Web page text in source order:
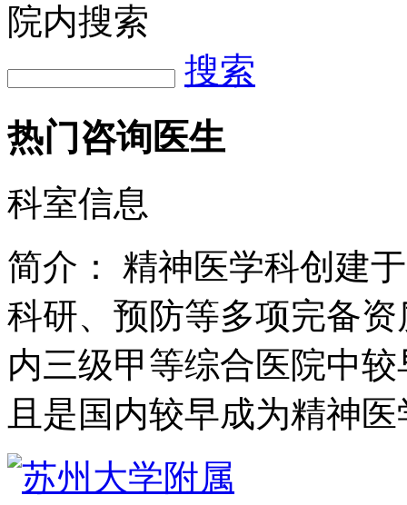
院内搜索
搜索
热门咨询医生
科室信息
简介：
精神医学科创建
科研、预防等多项完备
内三级甲等综合医院中
且是国内较早成为精神